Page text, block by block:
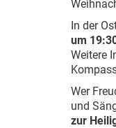
In der
um
Weitere
Wer
und
zur